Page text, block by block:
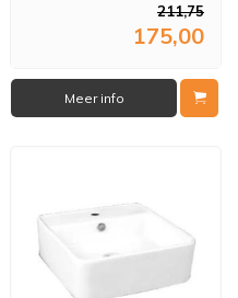
211,75
175,00
Meer info